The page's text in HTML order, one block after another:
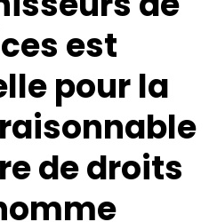
est
pour la
de droits